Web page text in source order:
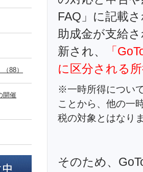
FAQ」に記載
助成金が支給
新され、
「
に区分される
※一時所得につい
ことから、他の一
税の対象とはなり
そのため、
88）
開催